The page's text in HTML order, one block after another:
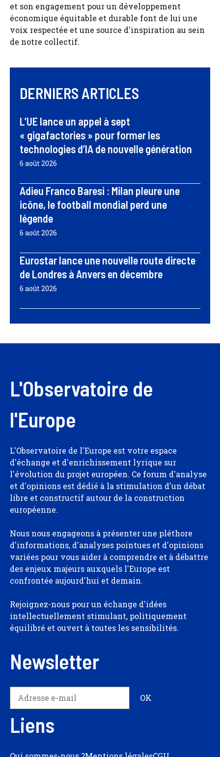
et son engagement pour un développement
économique équitable et durable font de lui une
voix respectée et une source d'inspiration au sein
de notre collectif.
DERNIERS ARTICLES
L’UE lance un appel à sept
« gigafactories » pour former les
technologies d’IA de nouvelle génération
6 août 2026
Adieu Franco Baresi : Milan pleure une
icône, le football mondial perd une
légende
6 août 2026
Eurostar lance une nouvelle route directe
de Londres à Anvers en décembre
6 août 2026
L'Observatoire de
l'Europe
L'Observatoire de l'Europe est votre espace
d'échange et d'enrichissement lyrique sur
l'évolution du projet européen. Ce forum d'analyse
et d'opinions est dédié à la stimulation d'un débat
libre et constructif autour de la construction
européenne.
Nous nous engageons à présenter une pléthore
d'informations, d'analyses pointues et d'opinions
variées pour vous aider à comprendre et à débattre
des enjeux majeurs auxquels l'Europe est
confrontée aujourd'hui et demain.
Rejoignez-nous pour un échange d'idées
intellectuellement stimulant, politiquement
équilibré et ouvert à toutes les sensibilités.
Newsletter
Liens